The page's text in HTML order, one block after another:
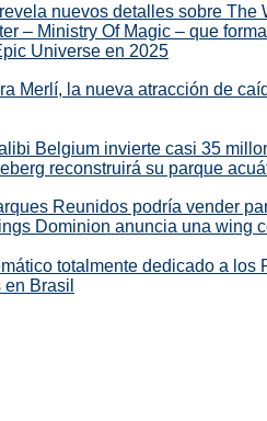
nuevos detalles sobre The
– Ministry Of Magic – que
Universe en 2025
Merlí, la nueva atracción de
Belgium invierte casi 35
reconstruirá su parque
Reunidos podría vender
Dominion anuncia una wing
totalmente dedicado a los
Brasil